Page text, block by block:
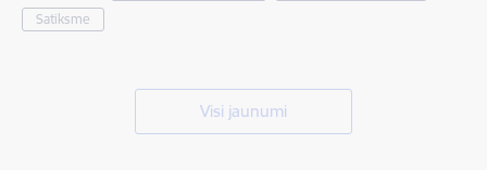
Satiksme
Visi jaunumi